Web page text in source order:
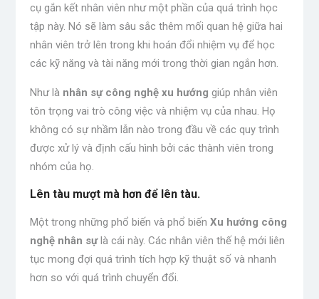
cụ gắn kết nhân viên như một phần của quá trình học
tập này. Nó sẽ làm sâu sắc thêm mối quan hệ giữa hai
nhân viên trở lên trong khi hoán đổi nhiệm vụ để học
các kỹ năng và tài năng mới trong thời gian ngắn hơn.
Như là nhân sự công nghệ xu hướng giúp nhân viên
tôn trọng vai trò công việc và nhiệm vụ của nhau. Họ
không có sự nhầm lẫn nào trong đầu về các quy trình
được xử lý và định cấu hình bởi các thành viên trong
nhóm của họ.
Lên tàu mượt mà hơn để lên tàu.
Một trong những phổ biến và phổ biến Xu hướng công
nghệ nhân sựlà cái này. Các nhân viên thế hệ mới liên
tục mong đợi quá trình tích hợp kỹ thuật số và nhanh
hơn so với quá trình chuyển đổi.